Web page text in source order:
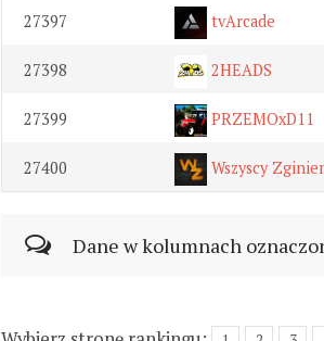
27397 tvArcade
27398 2HEADS
27399 PRZEMOxD11
27400 Wszyscy
Dane w kolumnach